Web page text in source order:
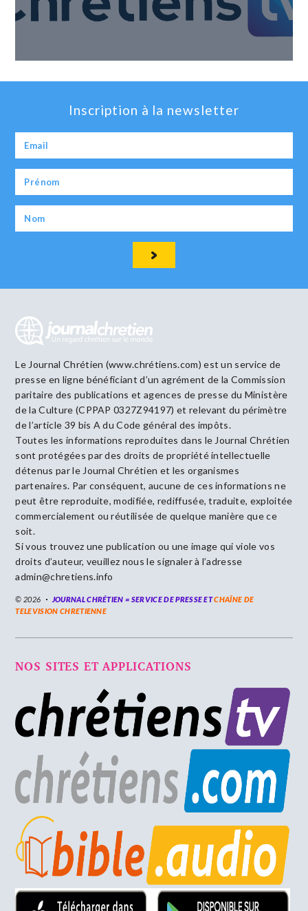
Inscription à la newsletter
Le Journal Chrétien (www.chrétiens.com) est un service de
presse en ligne bénéficiant d’un agrément de la Commission
paritaire des publications et agences de presse du Ministère
de la Culture (CPPAP 0327Z94197) et relevant du périmètre
de l’article 39 bis A du Code général des impôts.
Toutes les informations reproduites dans le Journal Chrétien
sont protégées par des droits de propriété intellectuelle
détenus par le Journal Chrétien et les organismes
partenaires. Par conséquent, aucune de ces informations ne
peut être reproduite, modifiée, rediffusée, traduite, exploitée
commercialement ou réutilisée de quelque manière que ce
soit.
Si vous trouvez une publication ou une image qui viole vos
droits d’auteur, veuillez nous le signaler à l’adresse
admin@chretiens.info
© 2026 JOURNAL CHRÉTIEN = SERVICE DE PRESSE ETCHAÎNE DE
TELEVISION CHRETIENNE
NOS SITES ET APPLICATIONS